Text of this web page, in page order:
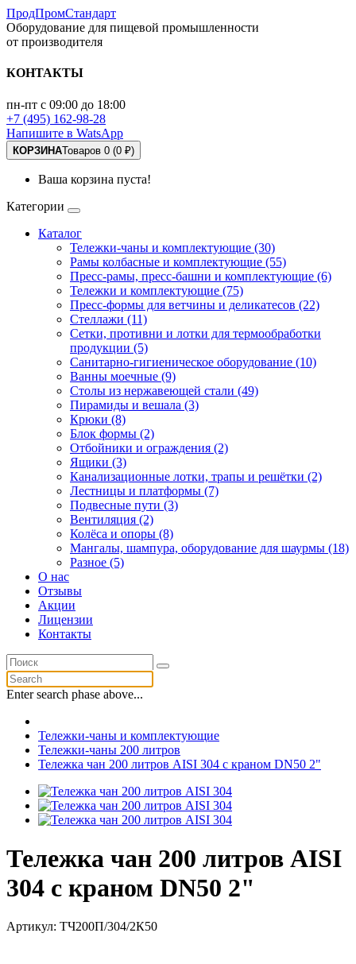
ПродПромСтандарт
Оборудование для пищевой промышленности
от производителя
КОНТАКТЫ
пн-пт с 09:00 до 18:00
+7 (495) 162-98-28
Напишите в WatsApp
КОРЗИНАТоваров 0 (0 ₽)
Ваша корзина пуста!
Категории
Каталог
Тележки-чаны и комплектующие (30)
Рамы колбасные и комплектующие (55)
Пресс-рамы, пресс-башни и комплектующие (6)
Тележки и комплектующие (75)
Пресс-формы для ветчины и деликатесов (22)
Стеллажи (11)
Сетки, противни и лотки для термообработки
продукции (5)
Санитарно-гигиеническое оборудование (10)
Ванны моечные (9)
Столы из нержавеющей стали (49)
Пирамиды и вешала (3)
Крюки (8)
Блок формы (2)
Отбойники и ограждения (2)
Ящики (3)
Канализационные лотки, трапы и решётки (2)
Лестницы и платформы (7)
Подвесные пути (3)
Вентиляция (2)
Колёса и опоры (8)
Мангалы, шампура, оборудование для шаурмы (18)
Разное (5)
О нас
Отзывы
Акции
Лицензии
Контакты
Enter search phase above...
Тележки-чаны и комплектующие
Тележки-чаны 200 литров
Тележка чан 200 литров AISI 304 с краном DN50 2"
Тележка чан 200 литров AISI
304 с краном DN50 2"
Артикул: ТЧ200П/304/2К50